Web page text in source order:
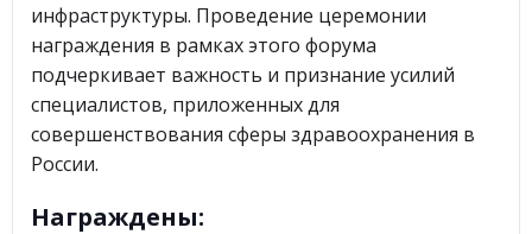
инфраструктуры. Проведение церемонии
награждения в рамках этого форума
подчеркивает важность и признание усилий
специалистов, приложенных для
совершенствования сферы здравоохранения в
России.
Награждены: